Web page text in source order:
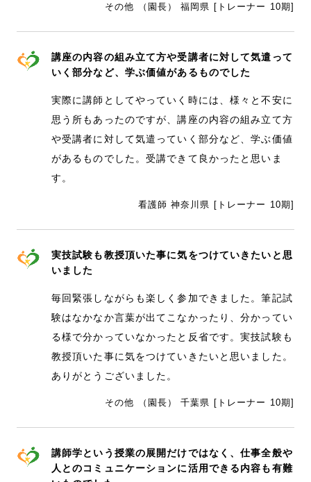
その他 （園長） 福岡県 [トレーナー 10期]
講座の内容の組み立て方や受講者に対して気遣って
いく部分など、学ぶ価値があるものでした
実際に講師としてやっていく時には、様々と不安に
思う所もあったのですが、講座の内容の組み立て方
や受講者に対して気遣っていく部分など、学ぶ価値
があるものでした。受講できて良かったと思いま
す。
看護師 神奈川県 [トレーナー 10期]
実技試験も教授頂いた事に気をつけていきたいと思
いました
毎回緊張しながらも楽しく参加できました。筆記試
験はなかなか言葉が出てこなかったり、分かってい
る様で分かっていなかったと反省です。実技試験も
教授頂いた事に気をつけていきたいと思いました。
ありがとうございました。
その他 （園長） 千葉県 [トレーナー 10期]
講師学という授業の展開だけではなく、仕事全般や
人とのコミュニケーションに活用できる内容も有難